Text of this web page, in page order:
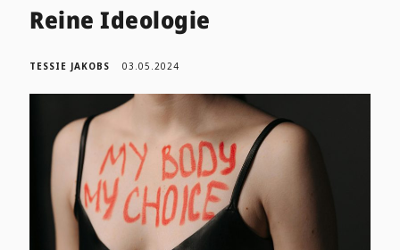
Reine Ideologie
TESSIE JAKOBS 03.05.2024